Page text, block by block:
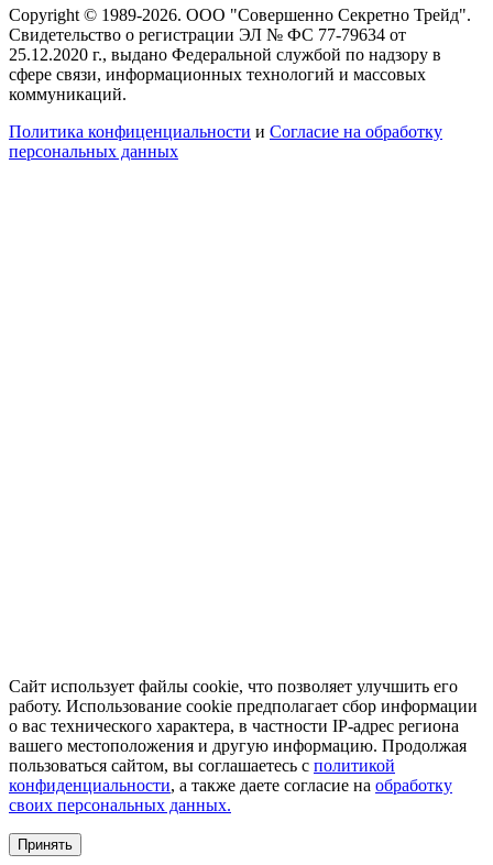
Copyright © 1989-2026. ООО "Совершенно Секретно Трейд".
Свидетельство о регистрации ЭЛ № ФС 77-79634 от
25.12.2020 г., выдано Федеральной службой по надзору в
сфере связи, информационных технологий и массовых
коммуникаций.
Политика конфиценциальности и Согласие на обработку
персональных данных
Сайт использует файлы cookie, что позволяет улучшить его
работу. Использование cookie предполагает сбор информации
о вас технического характера, в частности IP-адрес региона
вашего местоположения и другую информацию. Продолжая
пользоваться сайтом, вы соглашаетесь с политикой
конфиденциальности, а также даете согласие на обработку
своих персональных данных.
Принять